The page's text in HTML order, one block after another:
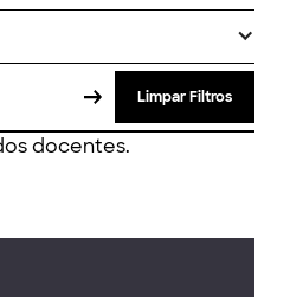
Limpar Filtros
docentes.